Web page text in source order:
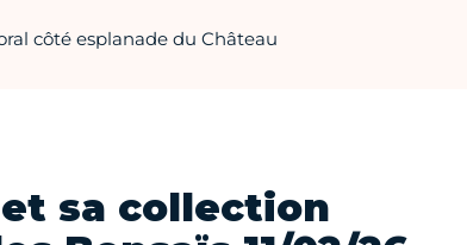
côté esplanade du Château